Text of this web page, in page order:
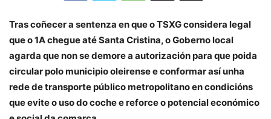
Tras coñecer a sentenza en que o TSXG considera legal
que o 1A chegue até Santa Cristina, o Goberno local
agarda que non se demore a autorización para que poida
circular polo municipio oleirense e conformar así unha
rede de transporte público metropolitano en condicións
que evite o uso do coche e reforce o potencial económico